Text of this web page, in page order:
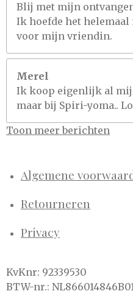
Blij met mijn
Ik hoefde het
voor mijn vriendin.
Merel
Ik koop eigenlijk al
maar bij Spiri-yoma..
Toon meer berichten
Algemene
Retourneren
Privacy
KvKnr: 92339530
BTW-nr.: